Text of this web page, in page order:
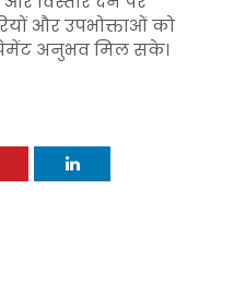
और उपभोक्ताओं को
पेमेंट अनुभव मिल सके।